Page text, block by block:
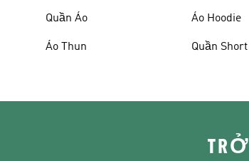
Quần Áo
Áo Thun
Áo Hoodie
Quần Short